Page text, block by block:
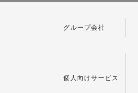
グループ会社
個人向けサービス